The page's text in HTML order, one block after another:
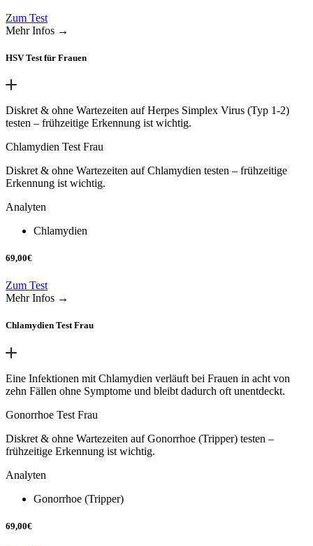
Zum Test
Mehr Infos →
HSV Test für Frauen
Diskret & ohne Wartezeiten auf Herpes Simplex Virus (Typ 1-2)
testen – frühzeitige Erkennung ist wichtig.
Chlamydien Test Frau
Diskret & ohne Wartezeiten auf Chlamydien testen – frühzeitige
Erkennung ist wichtig.
Analyten
Chlamydien
69,00€
Zum Test
Mehr Infos →
Chlamydien Test Frau
Eine Infektionen mit Chlamydien verläuft bei Frauen in acht von
zehn Fällen ohne Symptome und bleibt dadurch oft unentdeckt.
Gonorrhoe Test Frau
Diskret & ohne Wartezeiten auf Gonorrhoe (Tripper) testen –
frühzeitige Erkennung ist wichtig.
Analyten
Gonorrhoe (Tripper)
69,00€